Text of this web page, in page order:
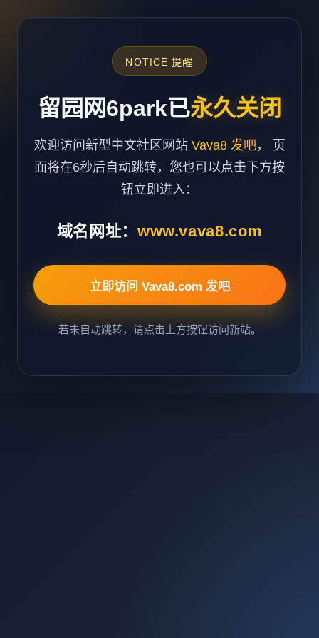
NOTICE 提醒
留园网6park已永久关闭
欢迎访问新型中文社区网站 Vava8 发吧， 页
面将在6秒后自动跳转，您也可以点击下方按
钮立即进入：
域名网址： www.vava8.com
立即访问 Vava8.com 发吧
若未自动跳转，请点击上方按钮访问新站。